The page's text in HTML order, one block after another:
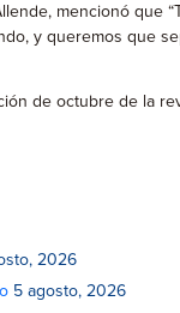
mencionó que
y queremos que
de octubre de
2026
5 agosto, 2026